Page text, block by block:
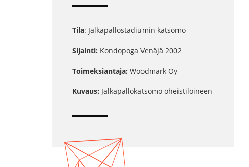
Tila: Jalkapallostadiumin katsomo
Sijainti: Kondopoga Venäjä 2002
Toimeksiantaja: Woodmark Oy
Kuvaus: Jalkapallokatsomo oheistiloineen